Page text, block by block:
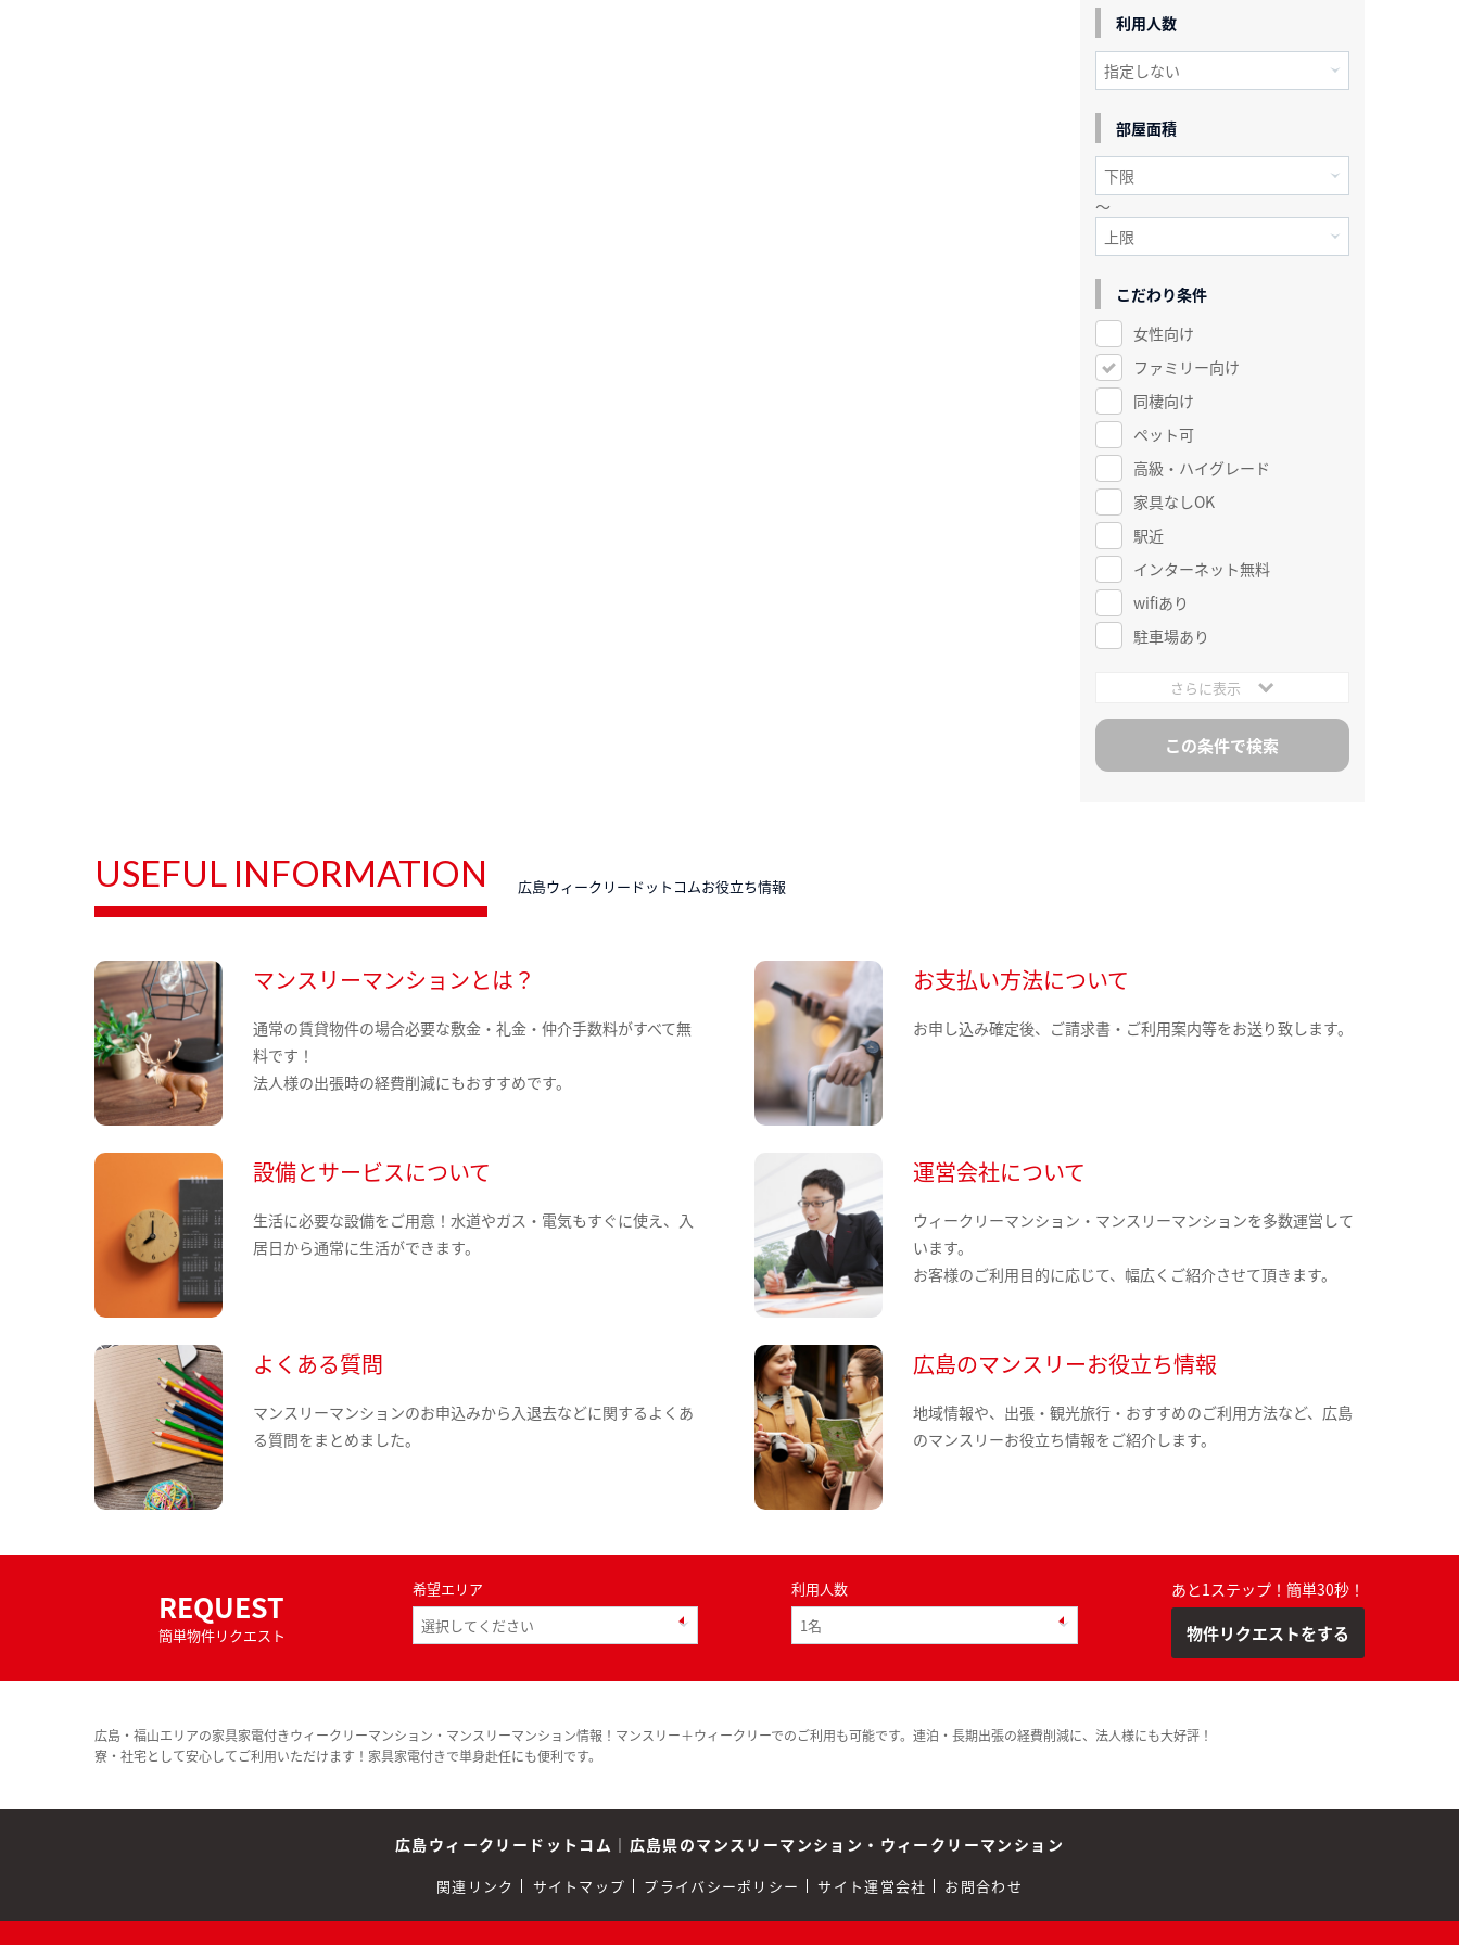
利用人数
部屋面積
～
こだわり条件
女性向け
ファミリー向け
同棲向け
ペット可
高級・ハイグレード
家具なしOK
駅近
インターネット無料
wifiあり
駐車場あり
さらに表示
USEFUL INFORMATION 広島ウィークリードットコムお役立ち情報
マンスリーマンションとは？
通常の賃貸物件の場合必要な敷金・礼金・仲介手数料がすべて無
料です！
法人様の出張時の経費削減にもおすすめです。
お支払い方法について
お申し込み確定後、ご請求書・ご利用案内等をお送り致します。
設備とサービスについて
生活に必要な設備をご用意！水道やガス・電気もすぐに使え、入
居日から通常に生活ができます。
運営会社について
ウィークリーマンション・マンスリーマンションを多数運営して
います。
お客様のご利用目的に応じて、幅広くご紹介させて頂きます。
よくある質問
マンスリーマンションのお申込みから入退去などに関するよくあ
る質問をまとめました。
広島のマンスリーお役立ち情報
地域情報や、出張・観光旅行・おすすめのご利用方法など、広島
のマンスリーお役立ち情報をご紹介します。
REQUEST
簡単物件リクエスト
希望エリア 利用人数 あと1ステップ！簡単30秒！
物件リクエストをする
広島・福山エリアの家具家電付きウィークリーマンション・マンスリーマンション情報！マンスリー＋ウィークリーでのご利用も可能です。連泊・長期出張の経費削減に、法人様にも大好評！
寮・社宅として安心してご利用いただけます！家具家電付きで単身赴任にも便利です。
広島ウィークリードットコム ｜ 広島県のマンスリーマンション・ウィークリーマンション
関連リンク サイトマップ プライバシーポリシー サイト運営会社 お問合わせ